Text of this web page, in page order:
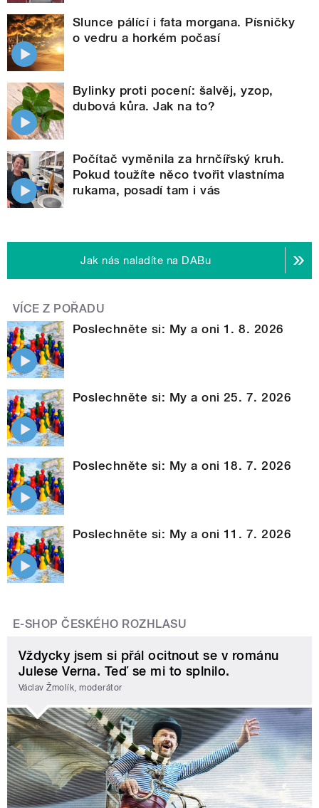
Slunce pálící i fata morgana. Písničky
o vedru a horkém počasí
Bylinky proti pocení: šalvěj, yzop,
dubová kůra. Jak na to?
Počítač vyměnila za hrnčířský kruh.
Pokud toužíte něco tvořit vlastníma
rukama, posadí tam i vás
Jak nás naladíte na DABu
VÍCE Z POŘADU
Poslechněte si: My a oni 1. 8. 2026
Poslechněte si: My a oni 25. 7. 2026
Poslechněte si: My a oni 18. 7. 2026
Poslechněte si: My a oni 11. 7. 2026
E-SHOP ČESKÉHO ROZHLASU
Vždycky jsem si přál ocitnout se v románu
Julese Verna. Teď se mi to splnilo.
Václav Žmolík, moderátor